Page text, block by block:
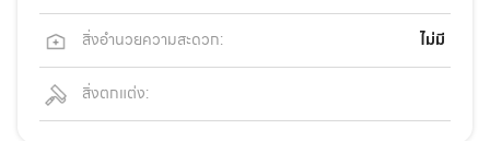
สิ่งอำนวยความสะดวก: ไม่มี
สิ่งตกแต่ง: